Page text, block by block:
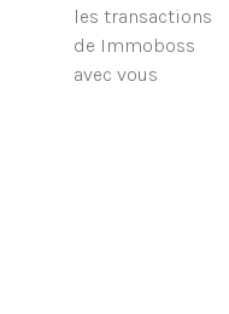
les transactions
de Immoboss
avec vous